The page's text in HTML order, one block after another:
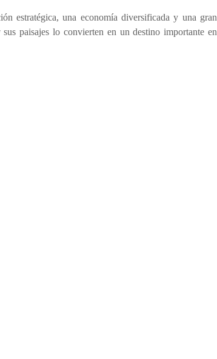
estratégica, una economía diversificada y una gran
paisajes lo convierten en un destino importante en